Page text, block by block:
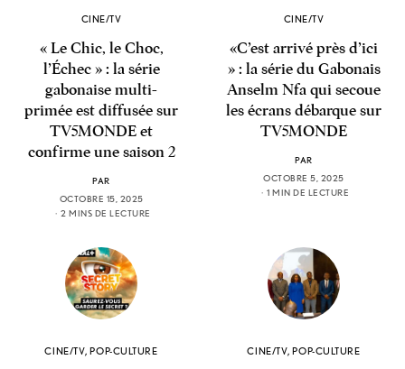
CINE/TV
« Le Chic, le Choc,
l’Échec » : la série
gabonaise multi-
primée est diffusée sur
TV5MONDE et
confirme une saison 2
PAR
OCTOBRE 15, 2025
2 MINS DE LECTURE
CINE/TV
«C’est arrivé près d’ici
» : la série du Gabonais
Anselm Nfa qui secoue
les écrans débarque sur
TV5MONDE
PAR
OCTOBRE 5, 2025
1 MIN DE LECTURE
CINE/TV,POP-CULTURE CINE/TV,POP-CULTURE